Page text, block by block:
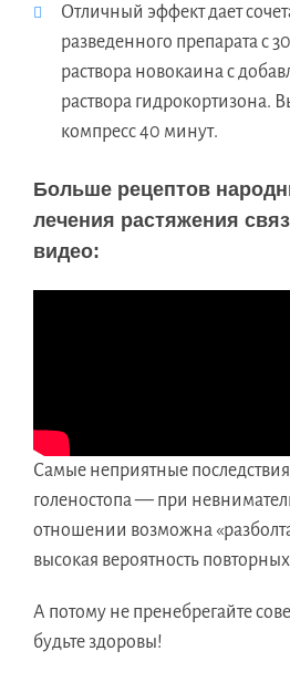
Отличный эффект дает
разведенного препарата с
раствора новокаина с
раствора гидрокортизона.
компресс 40 минут.
Больше рецептов
лечения растяжения
видео:
Самые неприятные
голеностопа — при
отношении возможна
высокая вероятность
А потому не пренебрегайте
будьте здоровы!